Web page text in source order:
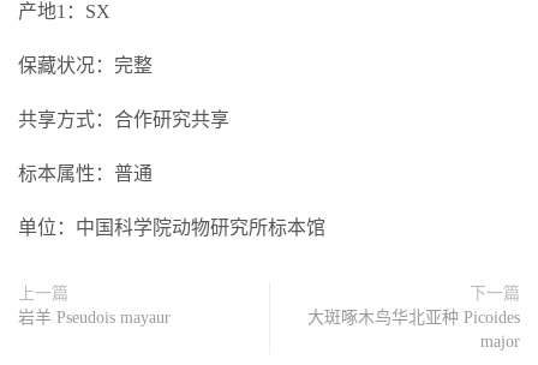
产地1：SX
保藏状况：完整
共享方式：合作研究共享
标本属性：普通
单位：中国科学院动物研究所标本馆
上一篇
岩羊 Pseudois mayaur
下一篇
大斑啄木鸟华北亚种 Picoides
major